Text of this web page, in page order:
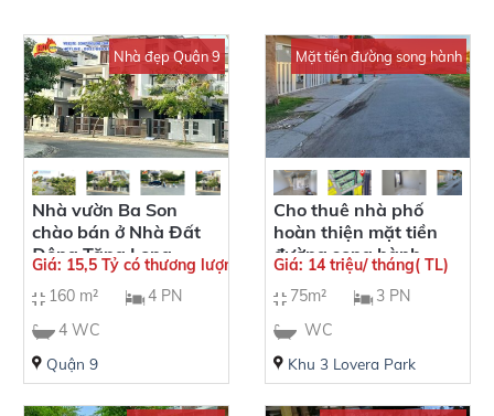
Nhà đẹp Quận 9
Nhà vườn Ba Son
chào bán ở Nhà Đất
Đông Tăng Long
Quận 9
Giá: 15,5 Tỷ có thương lượng
160 m²
4 PN
4 WC
Quận 9
Mặt tiền đường song hành
Cho thuê nhà phố
hoàn thiện mặt tiền
đường song hành
quốc lộ 50 Phong Phú
4
Giá: 14 triệu/ tháng( TL)
75m²
3 PN
WC
Khu 3 Lovera Park